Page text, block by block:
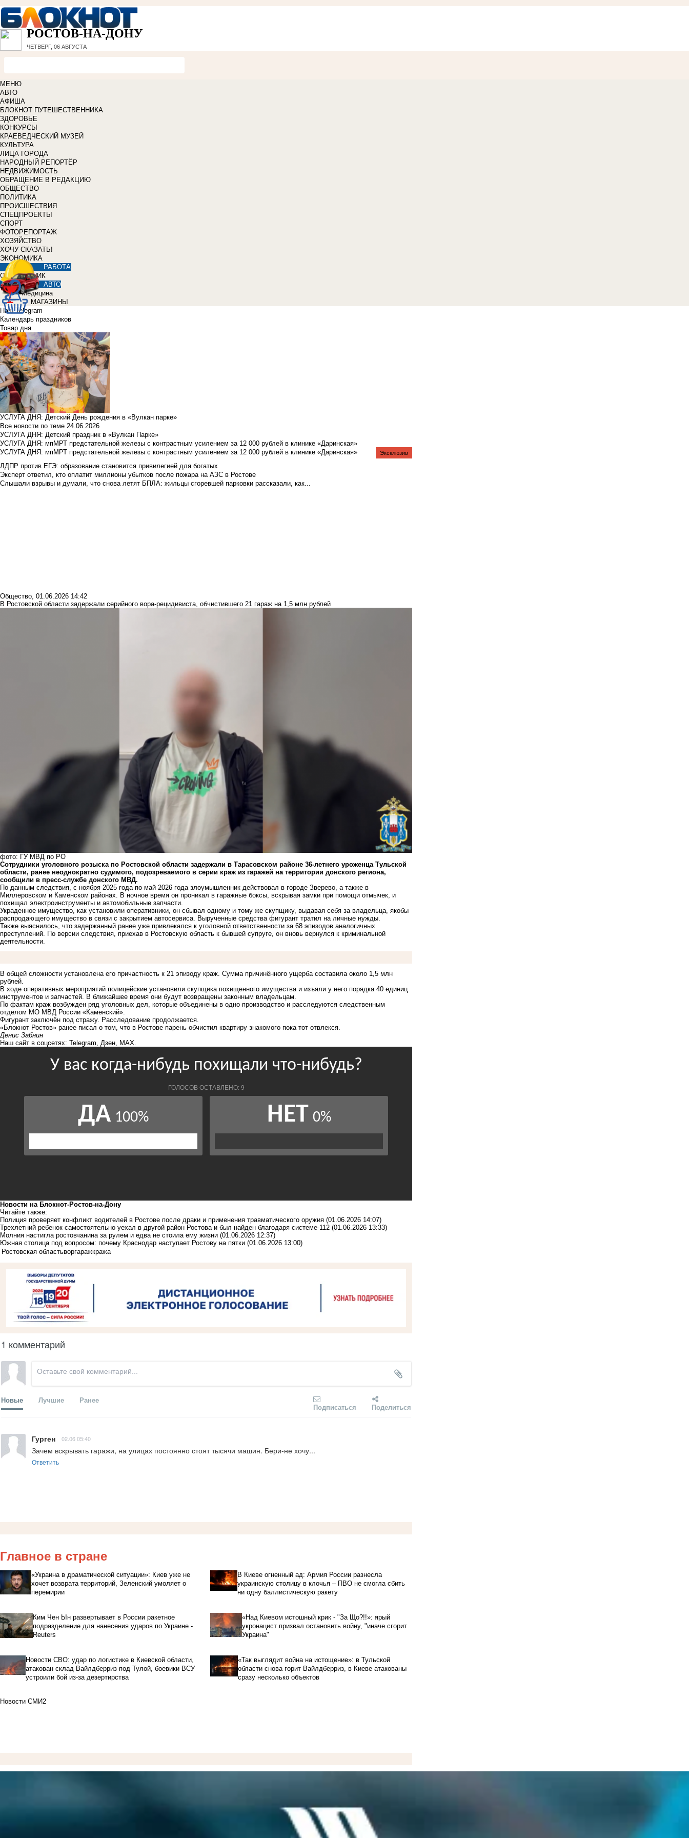
РОСТОВ-НА-ДОНУ
ЧЕТВЕРГ, 06 АВГУСТА
МЕНЮ
АВТО
АФИША
БЛОКНОТ ПУТЕШЕСТВЕННИКА
ЗДОРОВЬЕ
КОНКУРСЫ
КРАЕВЕДЧЕСКИЙ МУЗЕЙ
КУЛЬТУРА
ЛИЦА ГОРОДА
НАРОДНЫЙ РЕПОРТЁР
НЕДВИЖИМОСТЬ
ОБРАЩЕНИЕ В РЕДАКЦИЮ
ОБЩЕСТВО
ПОЛИТИКА
ПРОИСШЕСТВИЯ
СПЕЦПРОЕКТЫ
СПОРТ
ФОТОРЕПОРТАЖ
ХОЗЯЙСТВО
ХОЧУ СКАЗАТЬ!
ЭКОНОМИКА
РАБОТА
СПРАВОЧНИК
АВТО
Медицина
МАГАЗИНЫ
Наш Telegram
Календарь праздников
Товар дня
УСЛУГА ДНЯ: Детский День рождения в «Вулкан парке»
Все новости по теме 24.06.2026
УСЛУГА ДНЯ: Детский праздник в «Вулкан Парке»
УСЛУГА ДНЯ: мпМРТ предстательной железы с контрастным усилением за 12 000 рублей в клинике «Даринская»
УСЛУГА ДНЯ: мпМРТ предстательной железы с контрастным усилением за 12 000 рублей в клинике «Даринская»
ЛДПР против ЕГЭ: образование становится привилегией для богатых
Эксперт ответил, кто оплатит миллионы убытков после пожара на АЗС в Ростове
Слышали взрывы и думали, что снова летят БПЛА: жильцы сгоревшей парковки рассказали, как...
Эксклюзив
Общество, 01.06.2026 14:42
В Ростовской области задержали серийного вора-рецидивиста, обчистившего 21 гараж на 1,5 млн рублей
фото: ГУ МВД по РО
Сотрудники уголовного розыска по Ростовской области задержали в Тарасовском районе 36-летнего уроженца Тульской
области, ранее неоднократно судимого, подозреваемого в серии краж из гаражей на территории донского региона,
сообщили в пресс-службе донского МВД.
По данным следствия, с ноября 2025 года по май 2026 года злоумышленник действовал в городe Зверево, а также в
Миллеровском и Каменском районах. В ночное время он проникал в гаражные боксы, вскрывая замки при помощи отмычек, и
похищал электроинструменты и автомобильные запчасти.
Украденное имущество, как установили оперативники, он сбывал одному и тому же скупщику, выдавая себя за владельца, якобы
распродающего имущество в связи с закрытием автосервиса. Вырученные средства фигурант тратил на личные нужды.
Также выяснилось, что задержанный ранее уже привлекался к уголовной ответственности за 68 эпизодов аналогичных
преступлений. По версии следствия, приехав в Ростовскую область к бывшей супруге, он вновь вернулся к криминальной
деятельности.
В общей сложности установлена его причастность к 21 эпизоду краж. Сумма причинённого ущерба составила около 1,5 млн
рублей.
В ходе оперативных мероприятий полицейские установили скупщика похищенного имущества и изъяли у него порядка 40 единиц
инструментов и запчастей. В ближайшее время они будут возвращены законным владельцам.
По фактам краж возбужден ряд уголовных дел, которые объединены в одно производство и расследуются следственным
отделом МО МВД России «Каменский».
Фигурант заключён под стражу. Расследование продолжается.
«Блокнот Ростов» ранее писал о том, что в Ростове парень обчистил квартиру знакомого пока тот отвлекся.
Денис Забнин
Наш сайт в соцсетях: Telegram, Дзен, MAX.
Новости на Блoкнoт-Ростов-на-Дону
Читайте также:
Полиция проверяет конфликт водителей в Ростове после драки и применения травматического оружия (01.06.2026 14:07)
Трехлетний ребенок самостоятельно уехал в другой район Ростова и был найден благодаря системе-112 (01.06.2026 13:33)
Молния настигла ростовчанина за рулем и едва не стоила ему жизни (01.06.2026 12:37)
Южная столица под вопросом: почему Краснодар наступает Ростову на пятки (01.06.2026 13:00)
Ростовская областьворгаражкража
1 комментарий
Новые Лучшие Ранее
Подписаться Поделиться
Гурген 02.06 05:40
Зачем вскрывать гаражи, на улицах постоянно стоят тысячи машин. Бери-не хочу...
Ответить
Главное в стране
«Украина в драматической ситуации»: Киев уже не
хочет возврата территорий, Зеленский умоляет о
перемирии
В Киеве огненный ад: Армия России разнесла
украинскую столицу в клочья – ПВО не смогла сбить
ни одну баллистическую ракету
Ким Чен Ын развертывает в России ракетное
подразделение для нанесения ударов по Украине -
Reuters
«Над Киевом истошный крик - "За Що?!!»: ярый
укронацист призвал остановить войну, "иначе сгорит
Украина"
Новости СВО: удар по логистике в Киевской области,
атакован склад Вайлдберриз под Тулой, боевики ВСУ
устроили бой из-за дезертирства
«Так выглядит война на истощение»: в Тульской
области снова горит Вайлдберриз, в Киеве атакованы
сразу несколько объектов
Новости СМИ2